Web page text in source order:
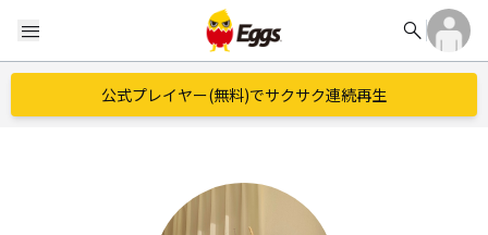
menu search
公式プレイヤー(無料)でサクサク連続再生